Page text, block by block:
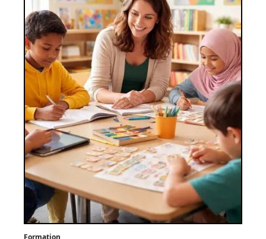
Formation